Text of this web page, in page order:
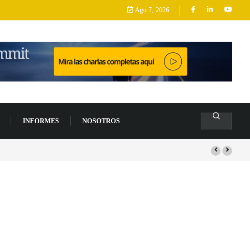
Ago 7, 2026
INFORMES NOSOTROS